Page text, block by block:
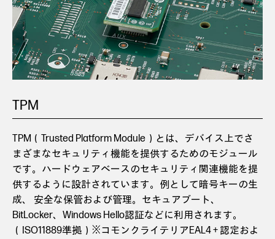
TPM
TPM（Trusted Platform Module）とは、デバイス上でさ
まざまなセキュリティ機能を提供するためのモジュール
です。ハードウェアベースのセキュリティ関連機能を提
供するように設計されています。例として暗号キーの生
成、 安全な保管および管理。セキュアブート、
BitLocker、Windows Hello認証などに利用されます。
（ISO11889準拠）※コモンクライテリアEAL4 + 認定およ